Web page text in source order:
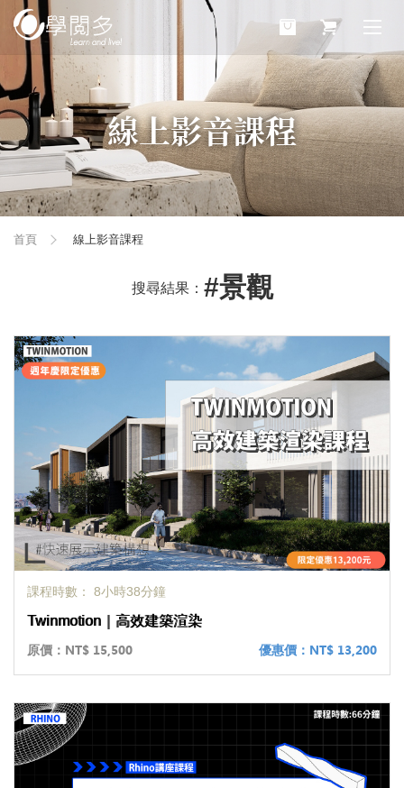
線上影音課程
首頁 線上影音課程
搜尋結果： #景觀
課程時數： 8小時38分鐘
Twinmotion｜高效建築渲染
原價： NT$ 15,500 優惠價： NT$ 13,200